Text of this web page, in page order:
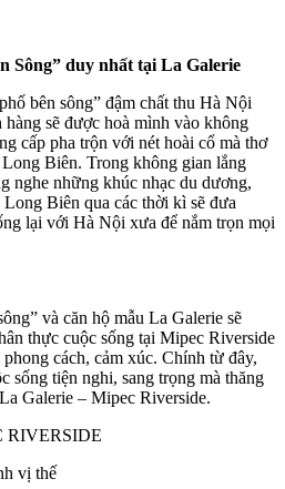
Sông” duy nhất tại La Galerie
bên sông” đậm chất thu Hà Nội
sẽ được hoà mình vào không
cấp pha trộn với nét hoài cổ mà thơ
Biên. Trong không gian lắng
nghe những khúc nhạc du dương,
Biên qua các thời kì sẽ đưa
lại với Hà Nội xưa để nắm trọn mọi
và căn hộ mẫu La Galerie sẽ
thực cuộc sống tại Mipec Riverside
cách, cảm xúc. Chính từ đây,
sống tiện nghi, sang trọng mà thăng
Galerie – Mipec Riverside.
RIVERSIDE
vị thế